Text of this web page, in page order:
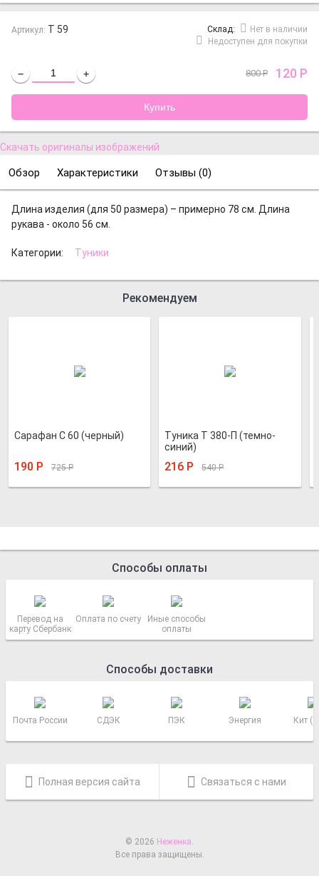
Артикул: Т 59 Cклад:
Нет в наличии
Недоступен для покупки
− + 800Р 120 Р
Скачать оригиналы изображений
Обзор Характеристики Отзывы (0)
Длина изделия (для 50 размера) – примерно 78 см. Длина
рукава - около 56 см.
Категории: Туники
Рекомендуем
Сарафан С 60 (черный)
190 Р 725Р
Туника Т 380-П (темно-
синий)
216 Р 540Р
Способы оплаты
Перевод на
карту Сбербанк
Оплата по счету
Иные способы
оплаты
Способы доставки
Почта России СДЭК ПЭК Энергия Кит
Полная версия сайта Связаться с нами
© 2026 Неженка.
Все права защищены.